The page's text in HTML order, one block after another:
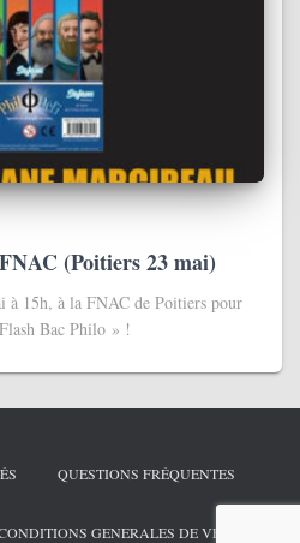
(Poitiers 23 mai)
à 15h, à la FNAC de Poitiers pour
Bac Philo » !
QUESTIONS FRÉQUENTES
GENERALES DE VENTE